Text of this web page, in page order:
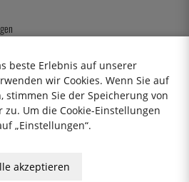
AB
beste Erlebnis auf unserer
wir Cookies. Wenn Sie auf
stimmen Sie der Speicherung von
zu. Um die Cookie-Einstellungen
„Einstellungen“.
akzeptieren